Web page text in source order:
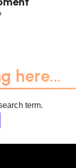
here...
term.